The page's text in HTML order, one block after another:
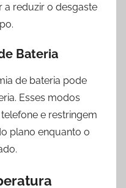
a reduzir o desgaste
Bateria
de bateria pode
Esses modos
e restringem
plano enquanto o